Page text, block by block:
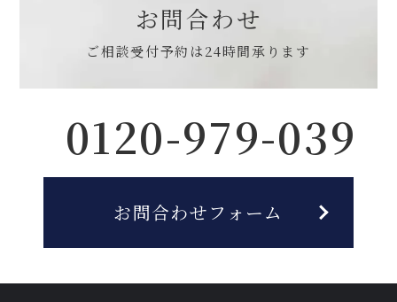
お問合わせ
ご相談受付予約は24時間承ります
0120-979-039
お問合わせフォーム